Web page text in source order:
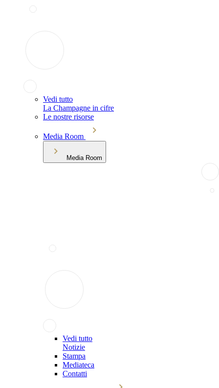
Vedi tutto
La Champagne in cifre
Le nostre risorse
Media Room
Media Room
Vedi tutto
Notizie
Stampa
Mediateca
Contatti